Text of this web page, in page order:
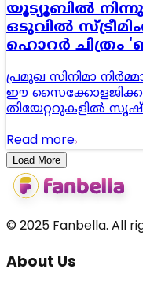
യൂട്യൂബിൽ
ഒടുവിൽ
ഹൊറർ ചിത്രം
പ്രമുഖ സിനിമാ
ഈ
തിയേറ്ററുകളിൽ
Read more
Load More
© 2025 Fanbella. All
About Us